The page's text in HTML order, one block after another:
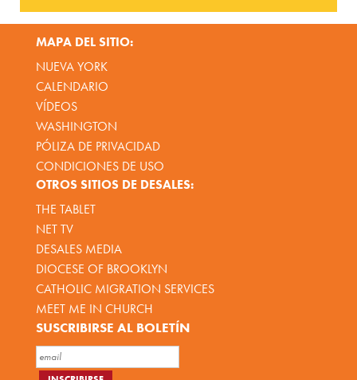
MAPA DEL SITIO:
NUEVA YORK
CALENDARIO
VÍDEOS
WASHINGTON
PÓLIZA DE PRIVACIDAD
CONDICIONES DE USO
OTROS SITIOS DE DESALES:
THE TABLET
NET TV
DESALES MEDIA
DIOCESE OF BROOKLYN
CATHOLIC MIGRATION SERVICES
MEET ME IN CHURCH
SUSCRIBIRSE AL BOLETÍN